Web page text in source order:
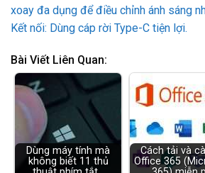
xoay đa dụng để điều chỉnh ánh sáng
Kết nối: Dùng cáp rời Type-C tiện lợi.
Bài Viết Liên Quan:
Dùng máy tính mà
không biết 11 thủ
Cách tải và
Office 365